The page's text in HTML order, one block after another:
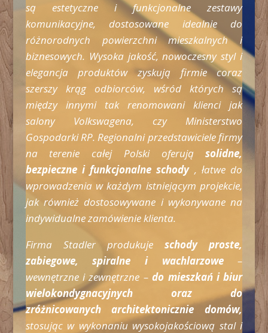
są estetyczne i funkcjonalne zestawy
komunikacyjne, dostosowane idealnie do
różnorodnych powierzchni mieszkalnych i
biznesowych. Wysoka jakość, nowoczesny styl i
elegancja produktów zyskują firmie coraz
szerszy krąg odbiorców, wśród których są
między innymi tak renomowani klienci jak
salony Volkswagena, czy Ministerstwo
Gospodarki RP. Regionalni przedstawiciele firmy
na terenie całej Polski oferująsolidne,
bezpieczne i funkcjonalne schody, łatwe do
wprowadzenia w każdym istniejącym projekcie,
jak również dostosowywane i wykonywane na
indywidualne zamówienie klienta.
Firma Stadler produkujeschody proste,
zabiegowe, spiralne i wachlarzowe–
wewnętrzne i zewnętrzne –do mieszkań i biur
wielokondygnacyjnych oraz do
zróżnicowanych architektonicznie domów,
stosując w wykonaniu wysokojakościową stal i